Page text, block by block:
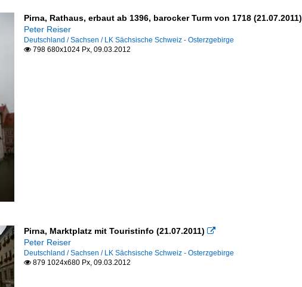
Pirna, Rathaus, erbaut ab 1396, barocker Turm von 1718 (21.07.2011)
Peter Reiser
Deutschland / Sachsen / LK Sächsische Schweiz - Osterzgebirge
798 680x1024 Px, 09.03.2012
Pirna, Marktplatz mit Touristinfo (21.07.2011) 
Peter Reiser
Deutschland / Sachsen / LK Sächsische Schweiz - Osterzgebirge
879 1024x680 Px, 09.03.2012